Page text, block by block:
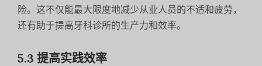
险。这不仅能最大限度地减少从业人员的不适和疲劳，
还有助于提高牙科诊所的生产力和效率。
5.3 提高实践效率